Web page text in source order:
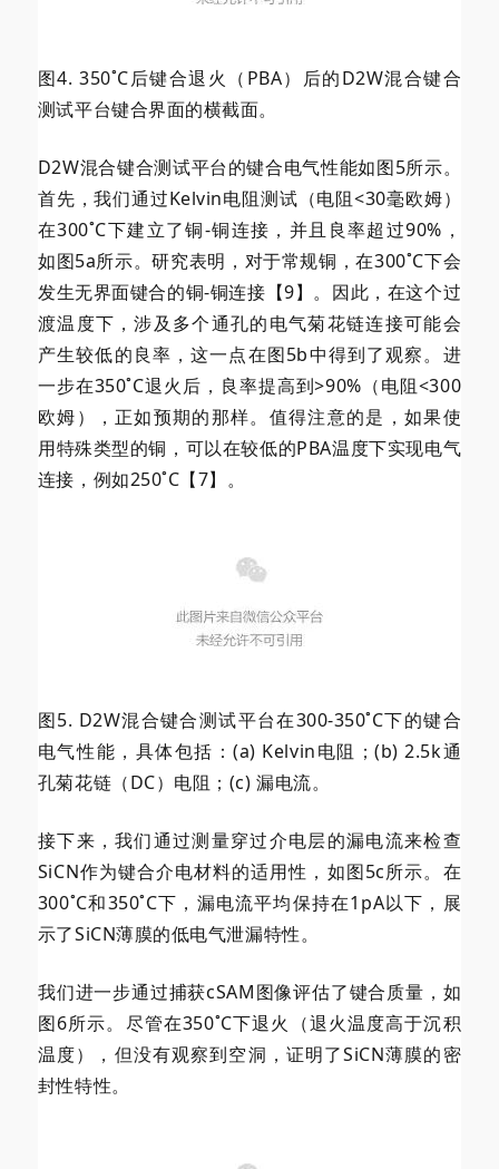
图4. 350˚C后键合退火（PBA）后的D2W混合键合
测试平台键合界面的横截面。
D2W混合键合测试平台的键合电气性能如图5所示。
首先，我们通过Kelvin电阻测试（电阻<30毫欧姆）
在300˚C下建立了铜-铜连接，并且良率超过90%，
如图5a所示。研究表明，对于常规铜，在300˚C下会
发生无界面键合的铜-铜连接【9】。因此，在这个过
渡温度下，涉及多个通孔的电气菊花链连接可能会
产生较低的良率，这一点在图5b中得到了观察。进
一步在350˚C退火后，良率提高到>90%（电阻<300
欧姆），正如预期的那样。值得注意的是，如果使
用特殊类型的铜，可以在较低的PBA温度下实现电气
连接，例如250˚C【7】。
图5. D2W混合键合测试平台在300-350˚C下的键合
电气性能，具体包括：(a) Kelvin电阻；(b) 2.5k通
孔菊花链（DC）电阻；(c) 漏电流。
接下来，我们通过测量穿过介电层的漏电流来检查
SiCN作为键合介电材料的适用性，如图5c所示。在
300˚C和350˚C下，漏电流平均保持在1pA以下，展
示了SiCN薄膜的低电气泄漏特性。
我们进一步通过捕获cSAM图像评估了键合质量，如
图6所示。尽管在350˚C下退火（退火温度高于沉积
温度），但没有观察到空洞，证明了SiCN薄膜的密
封性特性。